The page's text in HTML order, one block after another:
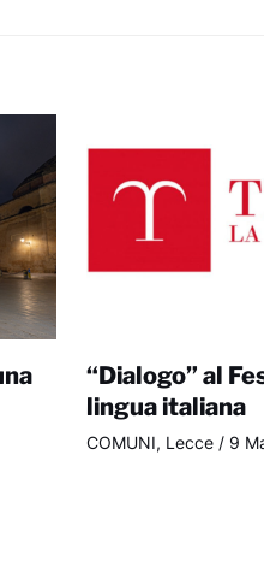
“Dialogo” al
lingua italiana
COMUNI, Lecce / 9